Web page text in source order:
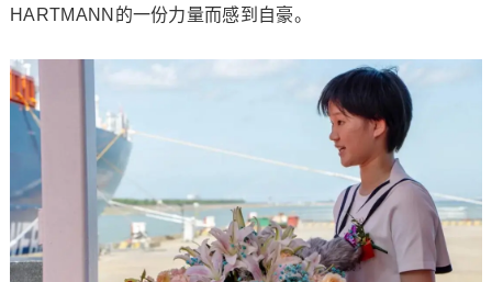
HARTMANN的一份力量而感到自豪。